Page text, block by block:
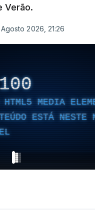
Verão.
2026, 21:26
100
HTML5 MEDIA
ESTÁ NESTE